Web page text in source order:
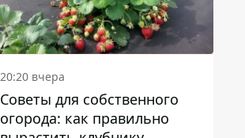
20:20 вчера
Советы для собственного
огорода: как правильно